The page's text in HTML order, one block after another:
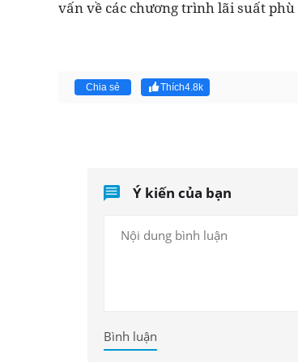
vấn về các chương trình lãi suất
Chia sẻ Thích4.8k
Ý kiến của bạn
Bình luận